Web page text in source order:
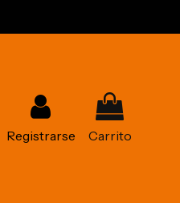
Registrarse Carrito